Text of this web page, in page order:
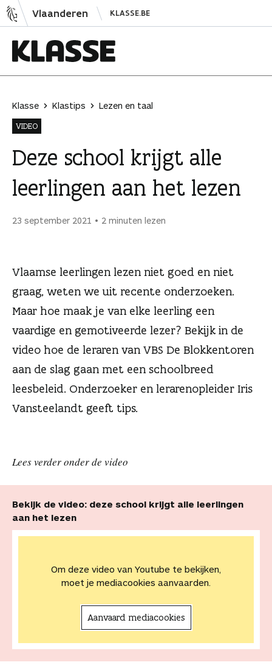
N
a
Vlaanderen KLASSE.BE
a
s
s
e
Klasse Klastips
Lezen en taal
VIDEO
Deze school krijgt alle
leerlingen aan het lezen
23 september 2021 2 minuten lezen
Vlaamse leerlingen lezen niet goed en niet
graag, weten we uit recente onderzoeken.
Maar hoe maak je van elke leerling een
vaardige en gemotiveerde lezer? Bekijk in de
video hoe de leraren van VBS De Blokkentoren
aan de slag gaan met een schoolbreed
leesbeleid. Onderzoeker en lerarenopleider Iris
Vansteelandt geeft tips.
Lees verder onder de video
Bekijk de video: deze school krijgt alle leerlingen
aan het lezen
Om deze video van Youtube te bekijken,
moet je mediacookies aanvaarden.
Aanvaard mediacookies